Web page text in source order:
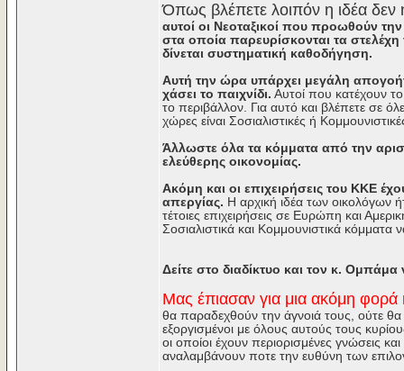
Όπως βλέπετε λοιπόν η ιδέα
αυτοί οι Νεοταξικοί που προωθούν
στα οποία παρευρίσκονται τα
δίνεται συστηματική καθοδήγηση.
Αυτή την ώρα υπάρχει μεγάλη
χάσει το παιχνίδι. Αυτοί που κατέχουν
το περιβάλλον. Για αυτό και βλέπετε σε
χώρες είναι Σοσιαλιστικές ή
Άλλωστε όλα τα κόμματα από την
ελεύθερης οικονομίας.
Ακόμη και οι επιχειρήσεις του ΚΚΕ
απεργίας. Η αρχική ιδέα των οικολόγων
τέτοιες επιχειρήσεις σε Ευρώπη και
Σοσιαλιστικά και Κομμουνιστικά κόμματα
Δείτε στο διαδίκτυο και τον κ.
Μας έπιασαν για μια ακόμη φορά
θα παραδεχθούν την άγνοιά τους, ούτε θα
εξοργισμένοι με όλους αυτούς τους
οι οποίοι έχουν περιορισμένες γνώσεις
αναλαμβάνουν ποτε την ευθύνη των